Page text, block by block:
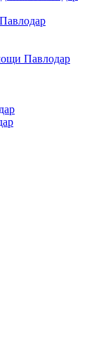
Павлодар